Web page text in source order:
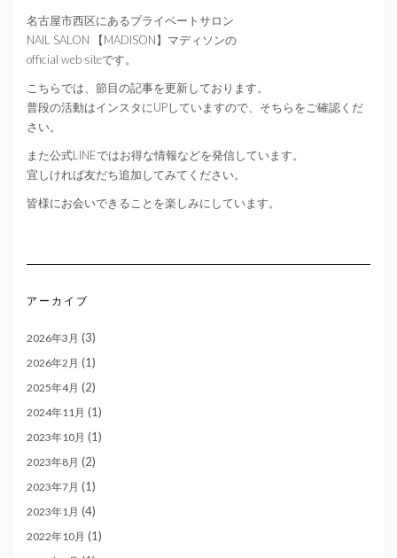
名古屋市西区にあるプライベートサロン
NAIL SALON 【MADISON】マディソンの
official web siteです。
こちらでは、節目の記事を更新しております。
普段の活動はインスタにUPしていますので、そちらをご確認くだ
さい。
また公式LINEではお得な情報などを発信しています。
宜しければ友だち追加してみてください。
皆様にお会いできることを楽しみにしています。
アーカイブ
2026年3月 (3)
2026年2月 (1)
2025年4月 (2)
2024年11月 (1)
2023年10月 (1)
2023年8月 (2)
2023年7月 (1)
2023年1月 (4)
2022年10月 (1)